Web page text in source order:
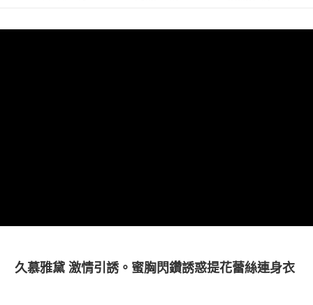
久慕雅黛 激情引誘。蜜胸閃鑽誘惑提花蕾絲連身衣